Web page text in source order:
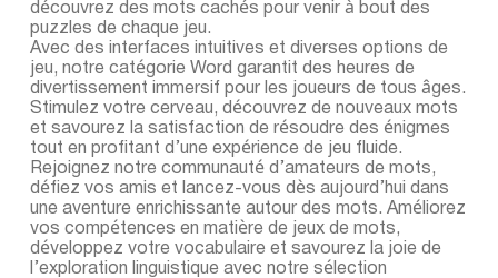
découvrez des mots cachés pour venir à bout des
puzzles de chaque jeu.
Avec des interfaces intuitives et diverses options de
jeu, notre catégorie Word garantit des heures de
divertissement immersif pour les joueurs de tous âges.
Stimulez votre cerveau, découvrez de nouveaux mots
et savourez la satisfaction de résoudre des énigmes
tout en profitant d’une expérience de jeu fluide.
Rejoignez notre communauté d’amateurs de mots,
défiez vos amis et lancez-vous dès aujourd’hui dans
une aventure enrichissante autour des mots. Améliorez
vos compétences en matière de jeux de mots,
développez votre vocabulaire et savourez la joie de
l’exploration linguistique avec notre sélection